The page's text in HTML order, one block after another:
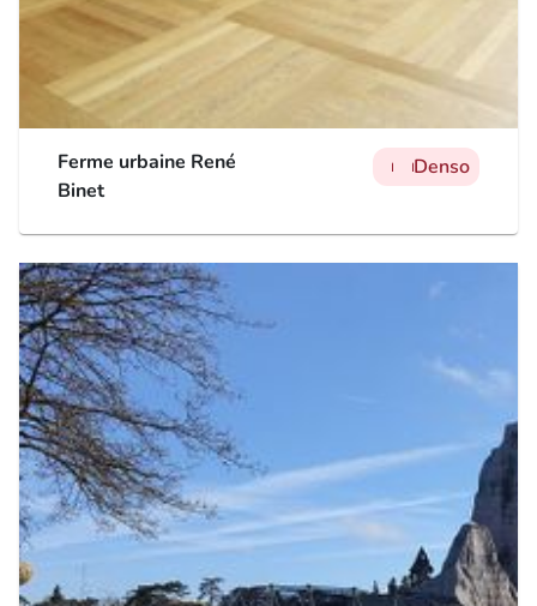
Ferme urbaine René
Binet
manmanman
Denso